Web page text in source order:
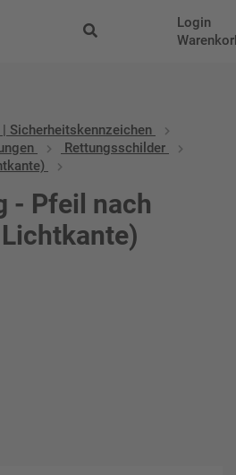
Login
| Sicherheitskennzeichen
Rettungsschilder
- Pfeil nach